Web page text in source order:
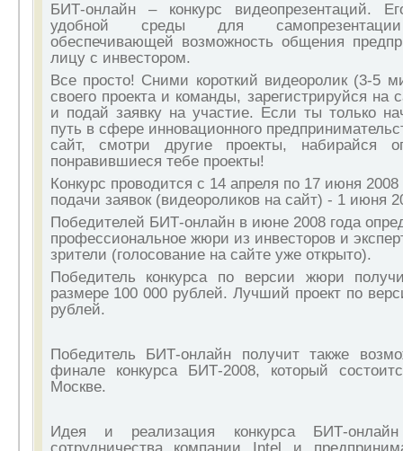
БИТ-онлайн – конкурс видеопрезентаций.
удобной среды для самопрезентации
обеспечивающей возможность общения
лицу с инвестором.
Все просто! Сними короткий видеоролик (3-5
своего проекта и команды, зарегистрируйся на
и подай заявку на участие. Если ты только
путь в сфере инновационного
сайт, смотри другие проекты, набирайся
понравившиеся тебе проекты!
Конкурс проводится с 14 апреля по 17 июня
подачи заявок (видеороликов на сайт) - 1 июня
Победителей БИТ-онлайн в июне 2008 года
профессиональное жюри из инвесторов и
зрители (голосование на сайте уже открыто).
Победитель конкурса по версии жюри
размере 100 000 рублей. Лучший проект по
рублей.
Победитель БИТ-онлайн получит также
финале конкурса БИТ-2008, который
Москве.
Идея и реализация конкурса БИТ-